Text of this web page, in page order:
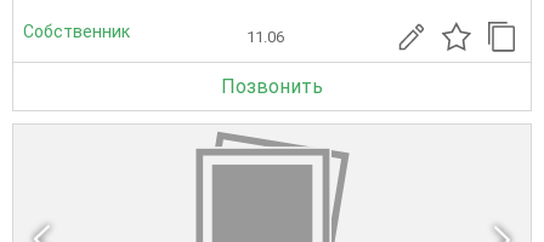
Собственник 11.06
Позвонить